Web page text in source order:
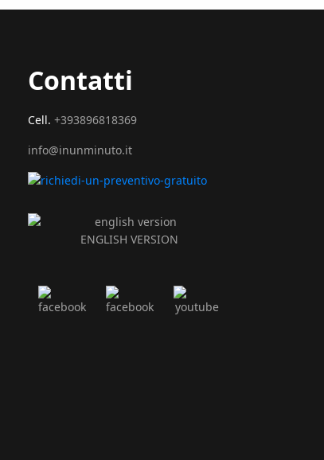
Contatti
Cell. +393896818369
info@inunminuto.it
ENGLISH VERSION